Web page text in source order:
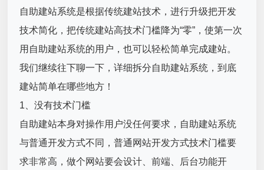
自助建站系统是根据传统建站技术，进行升级把开发
技术简化，把传统建站高技术门槛降为“零”，使第一次
用自助建站系统的用户，也可以轻松简单完成建站。
我们继续往下聊一下，详细拆分自助建站系统，到底
建站简单在哪些地方！
1、没有技术门槛
自助建站本身对操作用户没任何要求，自助建站系统
与普通开发方式不同，普通网站开发方式技术门槛要
求非常高，做个网站要会设计、前端、后台功能开